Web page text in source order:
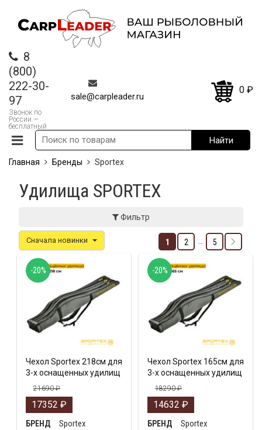
8
(800)
222-30-
97
Звонок по
России —
бесплатный
sale@carpleader.ru
0 ₽
Главная Бренды Sportex
Удилища SPORTEX
Фильтр
Сначала новинки 1 2 … 5
Чехол Sportex 218cм для
3-х оснащенных удилищ
21690₽
17352 ₽
БРЕНД
Sportex
-20%
Чехол Sportex 165cм для
3-х оснащенных удилищ
18290₽
14632 ₽
БРЕНД
Sportex
-20%